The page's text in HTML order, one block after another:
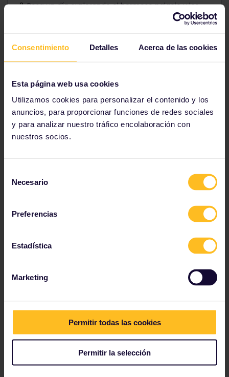
Consentimiento Detalles Acerca de las cookies
Esta página web usa cookies
Utilizamos cookies para personalizar el contenido y los
anuncios, para proporcionar funciones de redes sociales
y para analizar nuestro tráfico encolaboración con
nuestros socios.
Necesario
Preferencias
Estadística
Marketing
Permitir todas las cookies
Permitir la selección
Pasa un día explorando el hermoso palacio y los
. Hay trenes hacia y desde
Versalles durante todo el día, y algunos viajes
Estrasburgo
es una ciudad fascinante al este de
Francia que se beneficia de las influencias
desde la capital. Los trenes TGV e ICE requieren
ciudad, donde puedes ver los animales que dieron
origen al nombre de Berna.
Disfruta de las montañas circundantes con